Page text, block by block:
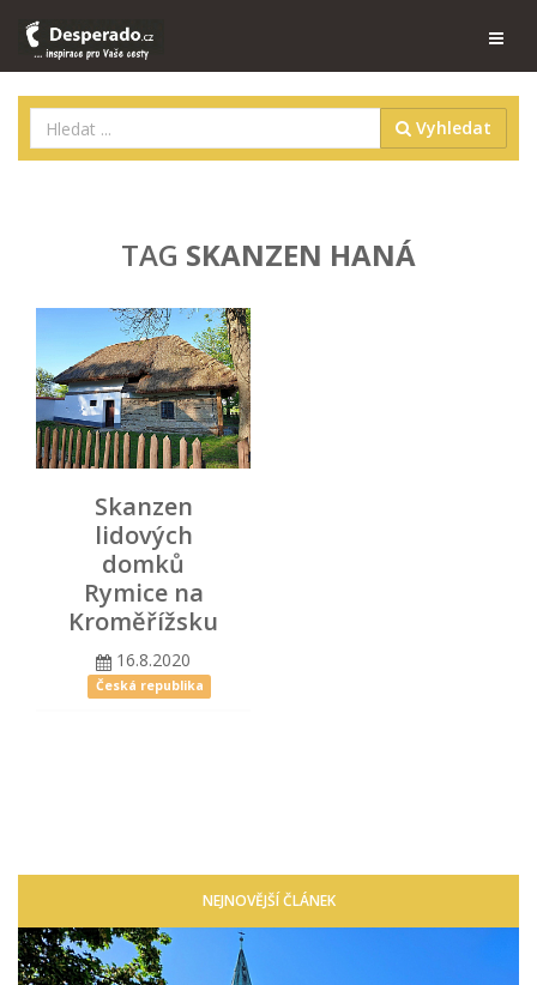
Vyhledat
TAG SKANZEN HANÁ
Skanzen
lidových
domků
Rymice na
Kroměřížsku
16.8.2020
Česká republika
NEJNOVĚJŠÍ ČLÁNEK